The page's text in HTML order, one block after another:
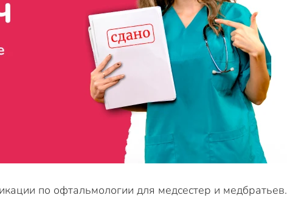
по офтальмологии для медсестер и медбратьев.